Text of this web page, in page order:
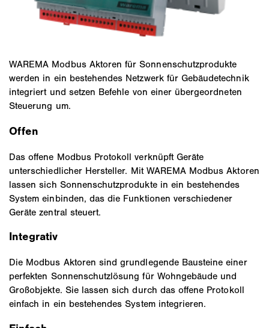
WAREMA Modbus Aktoren für Sonnenschutzprodukte
werden in ein bestehendes Netzwerk für Gebäudetechnik
integriert und setzen Befehle von einer übergeordneten
Steuerung um.
Offen
Das offene Modbus Protokoll verknüpft Geräte
unterschiedlicher Hersteller. Mit WAREMA Modbus Aktoren
lassen sich Sonnenschutzprodukte in ein bestehendes
System einbinden, das die Funktionen verschiedener
Geräte zentral steuert.
Integrativ
Die Modbus Aktoren sind grundlegende Bausteine einer
perfekten Sonnenschutzlösung für Wohngebäude und
Großobjekte. Sie lassen sich durch das offene Protokoll
einfach in ein bestehendes System integrieren.